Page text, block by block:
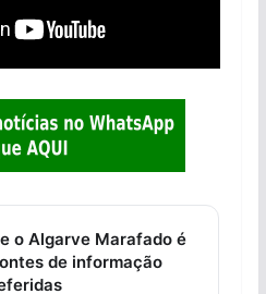
o Algarve Marafado é
de informação